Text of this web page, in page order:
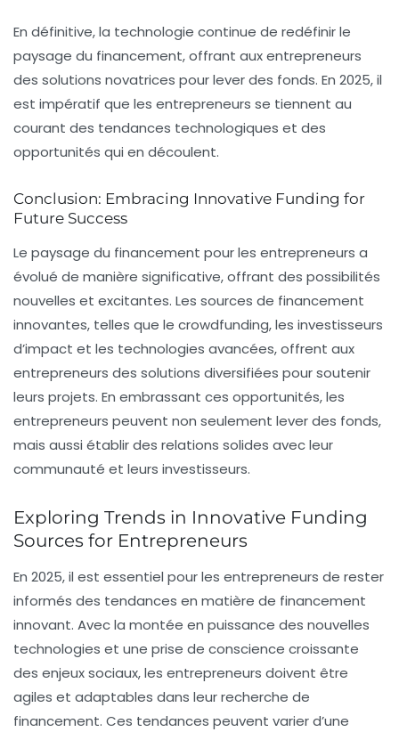
En définitive, la technologie continue de redéfinir le
paysage du financement, offrant aux entrepreneurs
des solutions novatrices pour lever des fonds. En 2025, il
est impératif que les entrepreneurs se tiennent au
courant des tendances technologiques et des
opportunités qui en découlent.
Conclusion: Embracing Innovative Funding for
Future Success
Le paysage du financement pour les entrepreneurs a
évolué de manière significative, offrant des possibilités
nouvelles et excitantes. Les sources de financement
innovantes, telles que le crowdfunding, les investisseurs
d’impact et les technologies avancées, offrent aux
entrepreneurs des solutions diversifiées pour soutenir
leurs projets. En embrassant ces opportunités, les
entrepreneurs peuvent non seulement lever des fonds,
mais aussi établir des relations solides avec leur
communauté et leurs investisseurs.
Exploring Trends in Innovative Funding
Sources for Entrepreneurs
En 2025, il est essentiel pour les entrepreneurs de rester
informés des tendances en matière de financement
innovant. Avec la montée en puissance des nouvelles
technologies et une prise de conscience croissante
des enjeux sociaux, les entrepreneurs doivent être
agiles et adaptables dans leur recherche de
financement. Ces tendances peuvent varier d’une